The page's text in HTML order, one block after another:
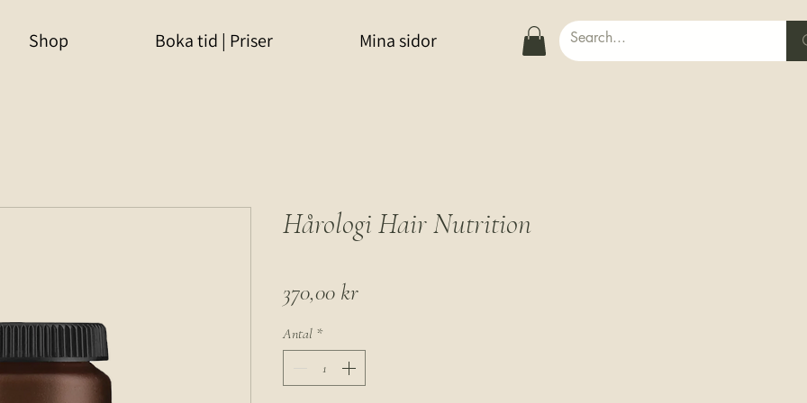
Shop Boka tid | Priser Mina sidor
Hårologi Hair Nutrition
370,00 krPris
Antal *